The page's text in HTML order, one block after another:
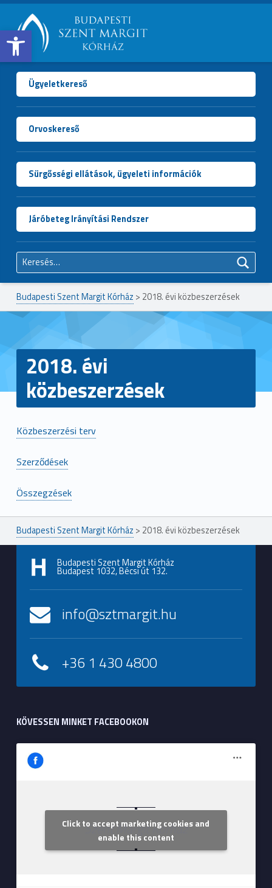
Open toolbar
BUDAPESTI
SZENT
MARGIT
KÓRHÁZ
Ügyeletkereső
Orvoskereső
Sürgősségi ellátások, ügyeleti információk
Járóbeteg Irányítási Rendszer
Keresés:
Budapesti Szent Margit Kórház > 2018. évi közbeszerzések
2018. évi
közbeszerzések
Közbeszerzési terv
Szerződések
Összegzések
Ugrás a főmenühöz
Budapesti Szent Margit Kórház > 2018. évi közbeszerzések
Budapesti Szent Margit Kórház
Budapest 1032, Bécsi út 132.
info@sztmargit.hu
+36 1 430 4800
KÖVESSEN MINKET FACEBOOKON
Szent Margit Kórház
Click to accept marketing cookies and
enable this content